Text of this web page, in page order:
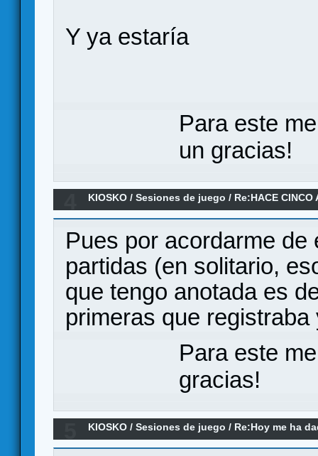
Y ya estaría
Para este
un gracias!
KIOSKO /Sesiones de juego / Re:HACE CINCO
Pues por acordarme
partidas (en solitario,
que tengo anotada es
primeras que
Para este
gracias!
KIOSKO /Sesiones de juego / Re:Hoy me ha